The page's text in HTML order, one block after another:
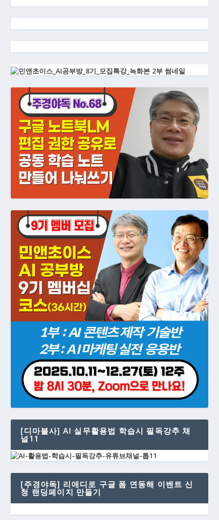
[디마불사] AI 실무활용법 학습시 필독강추 채
널11
[주경야독] 리애디로 구글 폼 연동해 이벤트 신
청 랜딩페이지 만들기